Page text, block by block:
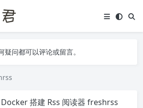
疑问都可以评论或留言。
疑问都可以评论或留言。
Docker 搭建 Rss 阅读器 freshrss